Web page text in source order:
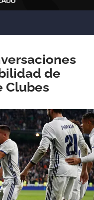
de
Clubes